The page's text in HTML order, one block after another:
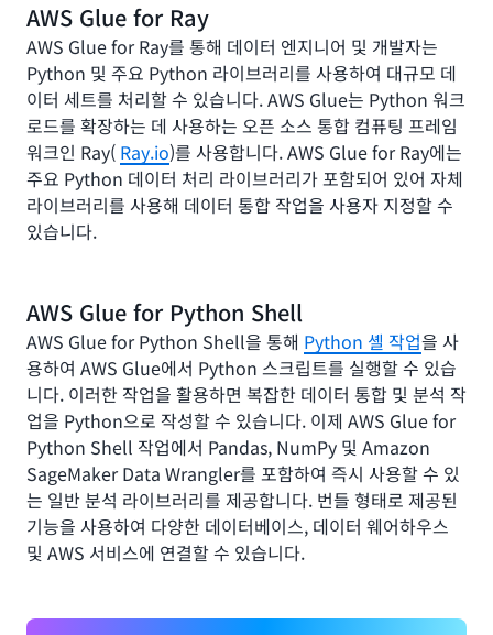
AWS Glue for Ray
AWS Glue for Ray를 통해 데이터 엔지니어 및 개발자는
Python 및 주요 Python 라이브러리를 사용하여 대규모 데
이터 세트를 처리할 수 있습니다. AWS Glue는 Python 워크
로드를 확장하는 데 사용하는 오픈 소스 통합 컴퓨팅 프레임
워크인 Ray( Ray.io)를 사용합니다. AWS Glue for Ray에는
주요 Python 데이터 처리 라이브러리가 포함되어 있어 자체
라이브러리를 사용해 데이터 통합 작업을 사용자 지정할 수
있습니다.
AWS Glue for Python Shell
AWS Glue for Python Shell을 통해 Python 셸 작업을 사
용하여 AWS Glue에서 Python 스크립트를 실행할 수 있습
니다. 이러한 작업을 활용하면 복잡한 데이터 통합 및 분석 작
업을 Python으로 작성할 수 있습니다. 이제 AWS Glue for
Python Shell 작업에서 Pandas, NumPy 및 Amazon
SageMaker Data Wrangler를 포함하여 즉시 사용할 수 있
는 일반 분석 라이브러리를 제공합니다. 번들 형태로 제공된
기능을 사용하여 다양한 데이터베이스, 데이터 웨어하우스
및 AWS 서비스에 연결할 수 있습니다.